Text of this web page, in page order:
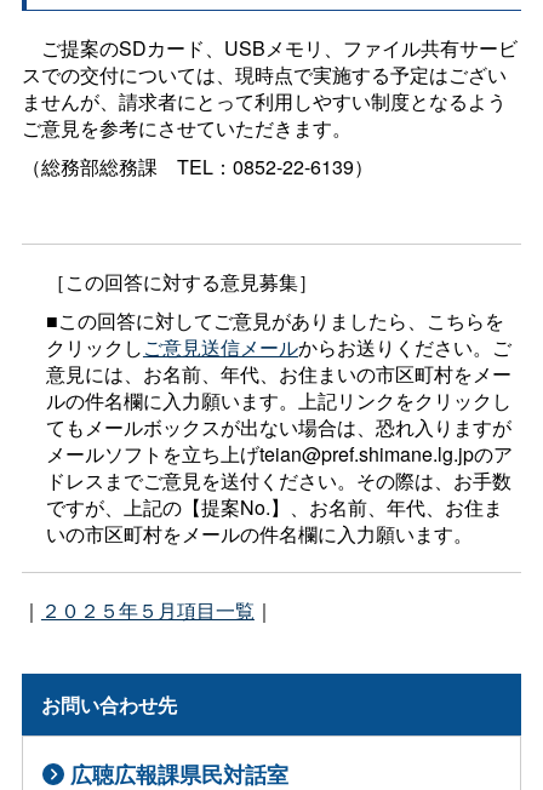
ご提案のSDカード、USBメモリ、ファイル共有サービ
スでの交付については、現時点で実施する予定はござい
ませんが、請求者にとって利用しやすい制度となるよう
ご意見を参考にさせていただきます。
（総務部総務課 TEL：0852-22-6139）
［この回答に対する意見募集］
■この回答に対してご意見がありましたら、こちらを
クリックしご意見送信メールからお送りください。ご
意見には、お名前、年代、お住まいの市区町村をメー
ルの件名欄に入力願います。上記リンクをクリックし
てもメールボックスが出ない場合は、恐れ入りますが
メールソフトを立ち上げteian@pref.shimane.lg.jpのア
ドレスまでご意見を送付ください。その際は、お手数
ですが、上記の【提案No.】、お名前、年代、お住ま
いの市区町村をメールの件名欄に入力願います。
｜ ２０２５年５月項目一覧 ｜
お問い合わせ先
広聴広報課県民対話室